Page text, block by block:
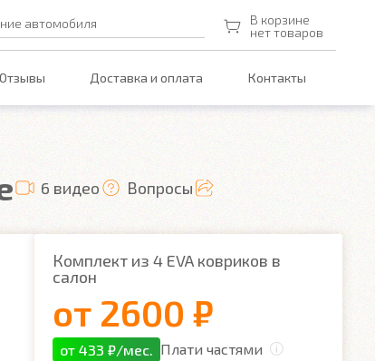
автомобиля
В корзине
нет товаров
Отзывы Доставка и оплата Контакты
6 видео Вопросы
Комплект из 4 EVA ковриков в
салон
от 2600 ₽
от 433 ₽/мес. Плати частями